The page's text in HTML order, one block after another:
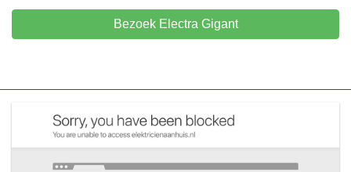
Bezoek Electra Gigant